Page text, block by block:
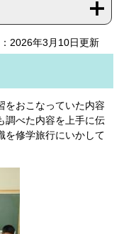
2026年3月10日更新
をおこなっていた内容
調べた内容を上手に伝
を修学旅行にいかして